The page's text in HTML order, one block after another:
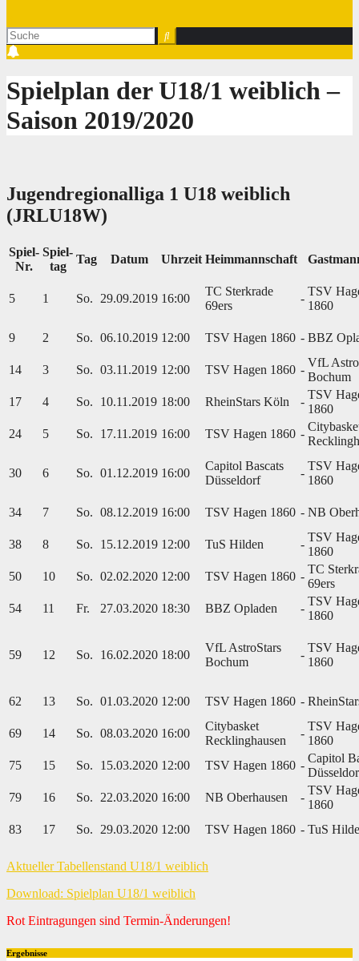
Spielplan der U18/1 weiblich –
Saison 2019/2020
Jugendregionalliga 1 U18 weiblich
(JRLU18W)
Spiel-
Nr.
Spiel-
tag
Tag Datum Uhrzeit Heimmannschaft
5 1 So. 29.09.2019 16:00
TC Sterkrade
69ers
-
TSV
1860
9 2 So. 06.10.2019 12:00 TSV Hagen 1860 - BBZ
14 3 So. 03.11.2019 12:00 TSV Hagen 1860 -
VfL
Bochum
17
4 So. 10.11.2019 18:00 RheinStars Köln -
TSV
1860
24
5 So. 17.11.2019 16:00 TSV Hagen 1860 -
30 6 So. 01.12.2019 16:00
Capitol Bascats
Düsseldorf
-
TSV
1860
34 7 So. 08.12.2019 16:00 TSV Hagen 1860 - NB
38 8 So. 15.12.2019 12:00 TuS Hilden -
TSV
1860
50
10 So. 02.02.2020 12:00 TSV Hagen 1860 -
TC
69ers
54
11 Fr. 27.03.2020 18:30 BBZ Opladen -
TSV
1860
59 12 So. 16.02.2020 18:00
VfL AstroStars
Bochum
-
TSV
1860
62 13 So. 01.03.2020 12:00 TSV Hagen 1860 -
69 14 So. 08.03.2020 16:00
Citybasket
Recklinghausen
-
TSV
1860
75
15 So. 15.03.2020 12:00 TSV Hagen 1860 -
Capitol
79
16 So. 22.03.2020 16:00 NB Oberhausen -
TSV
1860
83
17 So. 29.03.2020 12:00 TSV Hagen 1860 - TuS
Aktueller Tabellenstand U18/1 weiblich
Download: Spielplan U18/1 weiblich
Rot Eintragungen sind Termin-Änderungen!
Ergebnisse